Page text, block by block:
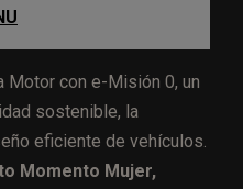
Motor con e-Misión 0, un
sostenible, la
eficiente de vehículos.
Momento Mujer,